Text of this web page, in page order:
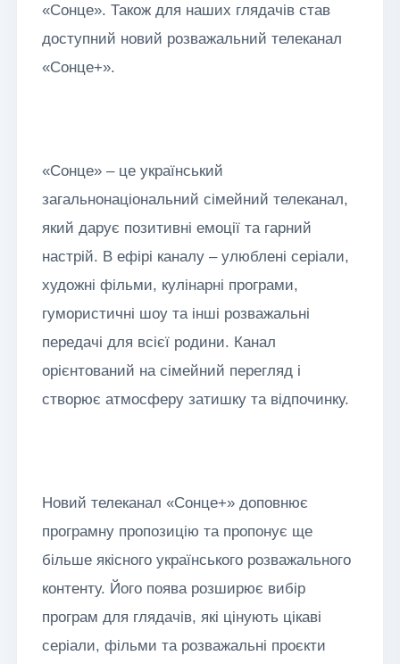
«Сонце». Також для наших глядачів став
доступний новий розважальний телеканал
«Сонце+».
«Сонце» – це український
загальнонаціональний сімейний телеканал,
який дарує позитивні емоції та гарний
настрій. В ефірі каналу – улюблені серіали,
художні фільми, кулінарні програми,
гумористичні шоу та інші розважальні
передачі для всієї родини. Канал
орієнтований на сімейний перегляд і
створює атмосферу затишку та відпочинку.
Новий телеканал «Сонце+» доповнює
програмну пропозицію та пропонує ще
більше якісного українського розважального
контенту. Його поява розширює вибір
програм для глядачів, які цінують цікаві
серіали, фільми та розважальні проєкти